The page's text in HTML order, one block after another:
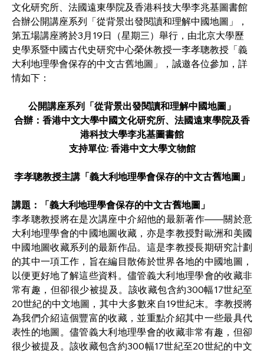
文化研究所、法國遠東學院及香港科技大學李兆基圖書館
合辦公開講座系列「從背景出發閱讀和理解中國地圖」，
第五場講座將於3月19日（星期三）舉行，由北京大學歷
史學系暨中國古代史研究中心榮休教授一李孝聰教授「義
大利地理學會保存的中文古舊地圖」，誠邀各位參加，詳
情如下：
公開講座系列「從背景出發閱讀和理解中國地圖」
合辦：香港中文大學中國文化研究所、法國遠東學院及香
港科技大學李兆基圖書館
支持單位: 香港中文大學文物館
李孝聰教授主講「義大利地理學會保存的中文古舊地圖」
講題：「義大利地理學會保存的中文古舊地圖」
李孝聰教授將在是次講座中介紹他的最新著作——關於意
大利地理學會的中國地圖收藏，亦是李教授對歐洲和美國
中國地圖收藏系列的最新作品。這是李教授長期研究計劃
的其中一項工作，旨在編目散佈於世界各地的中國地圖，
以便更好地了解這些資料。儘管義大利地理學會的收藏非
常有趣，但卻很少被提及。該收藏包含約300幅17世紀至
20世紀的中文地圖，其中大多數來自19世紀末。李教授將
為我們介紹這個豐富的收藏，並重點介紹其中一些最具代
表性的地圖。儘管義大利地理學會的收藏非常有趣，但卻
很少被提及。該收藏包含約300幅17世紀至20世紀的中文